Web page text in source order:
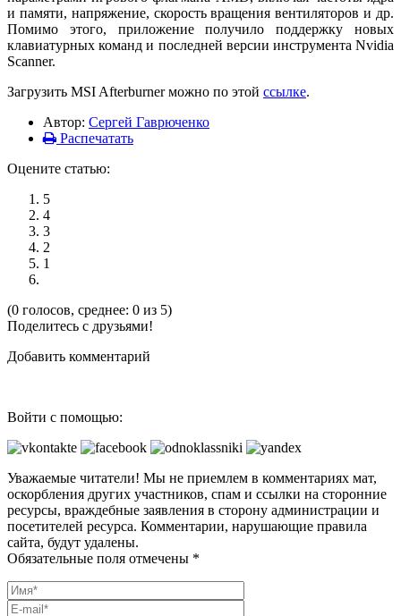
и памяти, напряжение, скорость вращения вентиляторов и др.
Помимо этого, приложение получило поддержку новых
клавиатурных команд и последней версии инструмента Nvidia
Scanner.
Загрузить MSI Afterburner можно по этой ссылке.
Автор: Сергей Гаврюченко
Распечатать
Оцените статью:
5
4
3
2
1
(0 голосов, среднее: 0 из 5)
Поделитесь с друзьями!
Добавить комментарий
Войти с помощью:
Уважаемые читатели! Мы не приемлем в комментариях мат,
оскорбления других участников, спам и ссылки на сторонние
ресурсы, враждебные заявления в сторону администрации и
посетителей ресурса. Комментарии, нарушающие правила
сайта, будут удалены.
Обязательные поля отмечены *